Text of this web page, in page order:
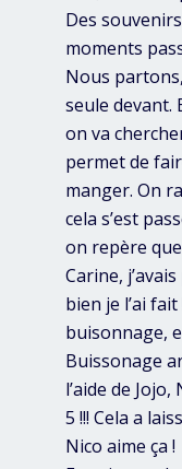
Des
moments
Nous
seule devant.
on va
permet de
manger. On
cela s’est
on repère
Carine,
bien je l’ai
buisonnage,
Buissonage
l’aide de Jojo,
5 !!! Cela a
Nico aime ça !